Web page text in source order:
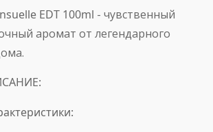
EDT 100ml - чувственный
аромат от легендарного